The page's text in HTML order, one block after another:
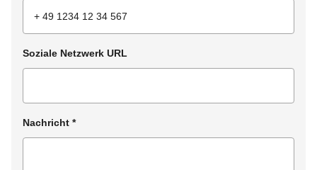
Soziale Netzwerk URL
Nachricht *